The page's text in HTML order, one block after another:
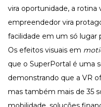
vira oportunidade, a rotina
empreendedor vira
facilidade em um só lugar
Os efeitos visuais em
que o SuperPortal é uma
demonstrando que a VR
mas também mais de 35